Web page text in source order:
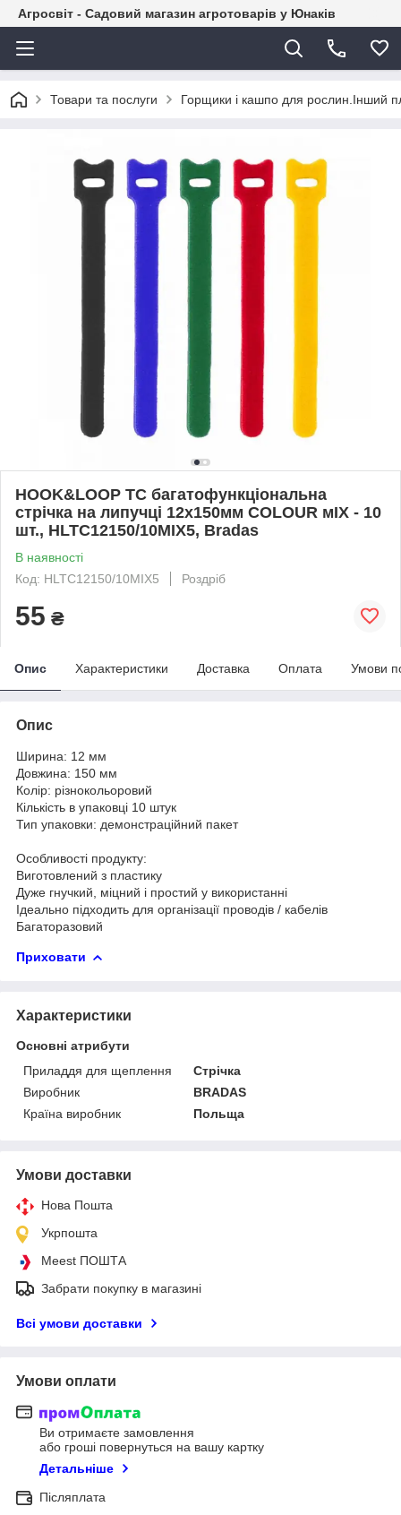
Агросвіт - Садовий магазин агротоварів у Юнаків
Товари та послуги Горщики і кашпо для рослин.Інший
HOOK&LOOP TC багатофункціональна
стрічка на липучці 12x150мм COLOUR мIX - 10
шт., HLTC12150/10MIX5, Bradas
В наявності
Код: HLTC12150/10MIX5
Роздріб
55 ₴
Опис Характеристики Доставка Оплата Умови
Опис
Ширина: 12 мм
Довжина: 150 мм
Колір: різнокольоровий
Кількість в упаковці 10 штук
Тип упаковки: демонстраційний пакет
Особливості продукту:
Виготовлений з пластику
Дуже гнучкий, міцний і простий у використанні
Ідеально підходить для організації проводів / кабелів
Багаторазовий
Приховати
Характеристики
Основні атрибути
Приладдя для щеплення
Стрічка
Виробник
BRADAS
Країна виробник
Польща
Умови доставки
Нова Пошта
Укрпошта
Meest ПОШТА
Забрати покупку в магазині
Всі умови доставки
Умови оплати
Ви отримаєте замовлення
або гроші повернуться на вашу картку
Детальніше
Післяплата